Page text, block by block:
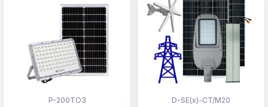
P-200TO3 D-SE(x)-CT/M20